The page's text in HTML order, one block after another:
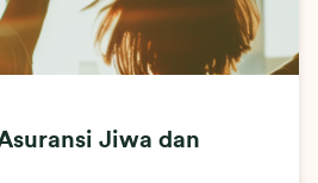
Jiwa dan